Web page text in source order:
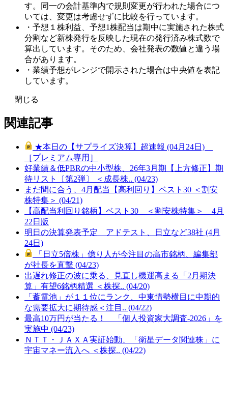
す。同一の会計基準内で規則変更が行われた場合につ
いては、変更は考慮せずに比較を行っています。
・予想１株利益、予想1株配当は期中に実施された株式
分割など新株発行を反映した現在の発行済み株式数で
算出しています。そのため、会社発表の数値と違う場
合があります。
・業績予想がレンジで開示された場合は中央値を表記
しています。
閉じる
関連記事
★本日の【サプライズ決算】超速報 (04月24日)
［プレミアム専用］
好業績＆低PBRの中小型株、26年3月期【上方修正】期
待リスト〔第2弾〕 ＜成長株.. (04/23)
まだ間に合う、4月配当【高利回り】ベスト30 ＜割安
株特集＞ (04/21)
【高配当利回り銘柄】ベスト30 ＜割安株特集＞ 4月
22日版
明日の決算発表予定 アドテスト、日立など38社 (4月
24日)
「日立5倍株」億り人が今注目の高市銘柄、編集部
が社長を直撃 (04/23)
出遅れ修正の波に乗る、見直し機運高まる「2月期決
算」有望6銘柄精選 ＜株探.. (04/20)
「蓄電池」が１１位にランク、中東情勢横目に中期的
な需要拡大に期待感＜注目.. (04/22)
最高10万円が当たる！ 「個人投資家大調査-2026」を
実施中 (04/23)
ＮＴＴ・ＪＡＸＡ実証始動、「衛星データ関連株」に
宇宙マネー流入へ ＜株探.. (04/22)